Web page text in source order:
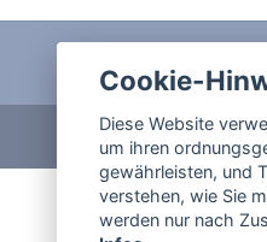
Cookie-
Diese Website
um ihren
gewährleisten, und
verstehen, wie Sie
werden nur nach